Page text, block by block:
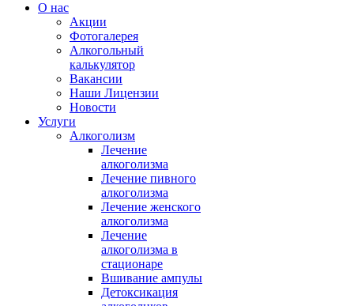
О нас
Акции
Фотогалерея
Алкогольный
калькулятор
Вакансии
Наши Лицензии
Новости
Услуги
Алкоголизм
Лечение
алкоголизма
Лечение пивного
алкоголизма
Лечение женского
алкоголизма
Лечение
алкоголизма в
стационаре
Вшивание ампулы
Детоксикация